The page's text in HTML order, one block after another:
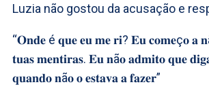
Luzia não gostou da acusação e
“𝐎𝐧𝐝𝐞 é 𝐪𝐮𝐞 𝐞𝐮 𝐦𝐞 𝐫𝐢? 𝐄𝐮 𝐜𝐨𝐦𝐞ç𝐨 𝐚
𝐭𝐮𝐚𝐬 𝐦𝐞𝐧𝐭𝐢𝐫𝐚𝐬. 𝐄𝐮 𝐧ã𝐨 𝐚𝐝𝐦𝐢𝐭𝐨 𝐪𝐮𝐞
𝐪𝐮𝐚𝐧𝐝𝐨 𝐧ã𝐨 𝐨 𝐞𝐬𝐭𝐚𝐯𝐚 𝐚 𝐟𝐚𝐳𝐞𝐫”